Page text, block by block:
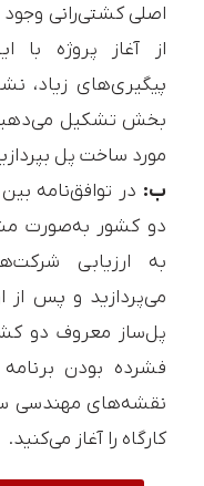
اصلی کشتی‌رانی
از آغاز پروژه با
پیگیری‌های زیاد،
بخش تشکیل می‌دهید
مورد ساخت پل
ب: در توافق‌نامه
دو کشور به‌صورت
به ارزیابی
می‌پردازید و پس از
پل‌ساز معروف دو
فشرده بودن برنامه
نقشه‌های مهندسی
کارگاه را آغاز می‌کنید.